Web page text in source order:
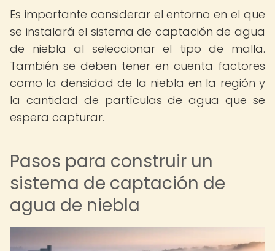
Es importante considerar el entorno en el que
se instalará el sistema de captación de agua
de niebla al seleccionar el tipo de malla.
También se deben tener en cuenta factores
como la densidad de la niebla en la región y
la cantidad de partículas de agua que se
espera capturar.
Pasos para construir un
sistema de captación de
agua de niebla